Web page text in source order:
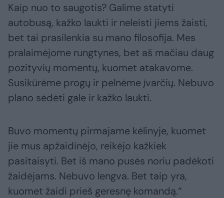
Kaip nuo to saugotis? Galime statyti
autobusą, kažko laukti ir neleisti jiems žaisti,
bet tai prasilenkia su mano filosofija. Mes
pralaimėjome rungtynes, bet aš mačiau daug
pozityvių momentų, kuomet atakavome.
Susikūrėme progų ir pelnėme įvarčių. Nebuvo
plano sėdėti gale ir kažko laukti.
Buvo momentų pirmajame kėlinyje, kuomet
jie mus apžaidinėjo, reikėjo kažkiek
pasitaisyti. Bet iš mano pusės noriu padėkoti
žaidėjams. Nebuvo lengva. Bet taip yra,
kuomet žaidi prieš geresnę komandą.“